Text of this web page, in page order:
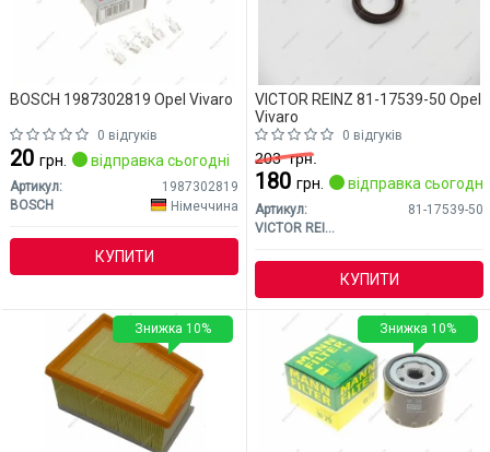
BOSCH 1987302819 Opel Vivaro
0 відгуків
20 грн. відправка сьогодні
Артикул:
1987302819
BOSCH
Німеччина
КУПИТИ
VICTOR REINZ 81-17539-50 Opel
Vivaro
0 відгуків
203грн.
180 грн. відправка сьогодні
Артикул:
81-17539-50
VICTOR REINZ
КУПИТИ
Знижка 10% Знижка 10%